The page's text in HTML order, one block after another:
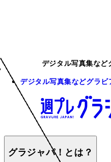
デジタル写真集など
デジタル写真集などグラビ
グラジャパ！とは？